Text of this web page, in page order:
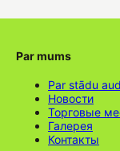
Par mums
Par stādu
Новости
Торговые
Галерея
Контакты